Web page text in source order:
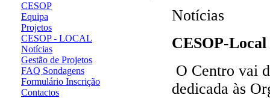
CESOP
Equipa
Projetos
CESOP - LOCAL
Notícias
Gestão de Projetos
FAQ Sondagens
Formulário Inscrição
Contactos
Notícias
CESOP-
O Centro vai
dedicada às